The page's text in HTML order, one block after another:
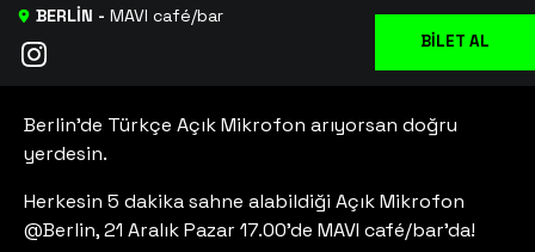
BERLİN - MAVI café/bar
BİLET AL
Berlin'de Türkçe Açık Mikrofon arıyorsan doğru
yerdesin.
Herkesin 5 dakika sahne alabildiği Açık Mikrofon
@Berlin, 21 Aralık Pazar 17.00'de MAVI café/bar'da!